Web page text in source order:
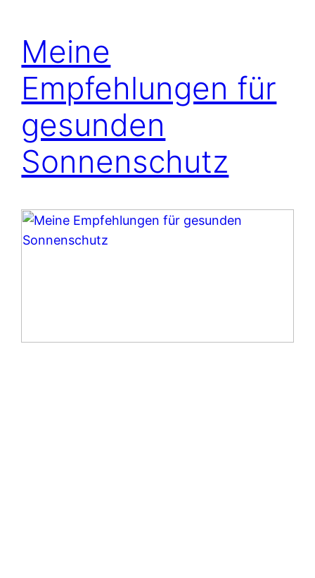
Meine
Empfehlungen für
gesunden
Sonnenschutz